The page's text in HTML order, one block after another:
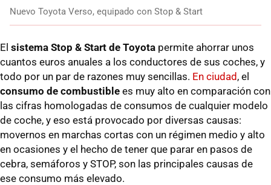
Nuevo Toyota Verso, equipado con Stop & Start
El sistema Stop & Start de Toyota permite ahorrar unos
cuantos euros anuales a los conductores de sus coches, y
todo por un par de razones muy sencillas. En ciudad, el
consumo de combustible es muy alto en comparación con
las cifras homologadas de consumos de cualquier modelo
de coche, y eso está provocado por diversas causas:
movernos en marchas cortas con un régimen medio y alto
en ocasiones y el hecho de tener que parar en pasos de
cebra, semáforos y STOP, son las principales causas de
ese consumo más elevado.